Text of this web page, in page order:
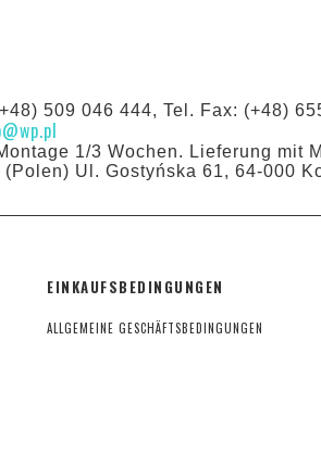
509 046 444, Tel. Fax: (+48)
1/3 Wochen. Lieferung mit
Ul. Gostyńska 61, 64-000
EINKAUFSBEDINGUNGEN
ALLGEMEINE GESCHÄFTSBEDINGUNGEN